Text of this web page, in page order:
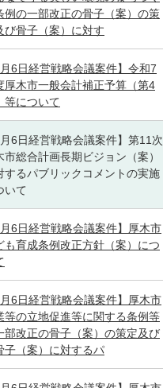
例の一部改正の骨子（案）の策
び骨子（案）に対す
月6日経営戦略会議案件】令和7
厚木市一般会計補正予算（第4
等について
月6日経営戦略会議案件】第11次
市総合計画長期ビジョン（案）
するパブリックコメントの実施
いて
月6日経営戦略会議案件】厚木市
も育成条例改正方針（案）につ
月6日経営戦略会議案件】厚木市
等の立地促進等に関する条例等
部改正の骨子（案）の策定及び
子（案）に対するパ